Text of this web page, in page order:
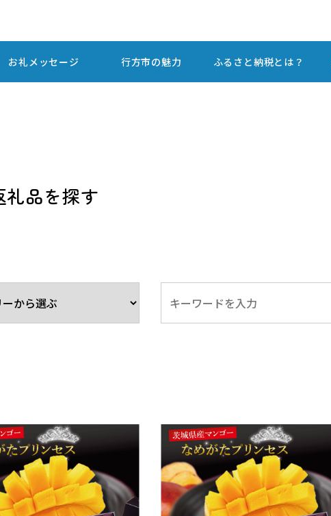
お礼メッセージ 行方市の魅力 ふるさと納税とは？
礼品を探す